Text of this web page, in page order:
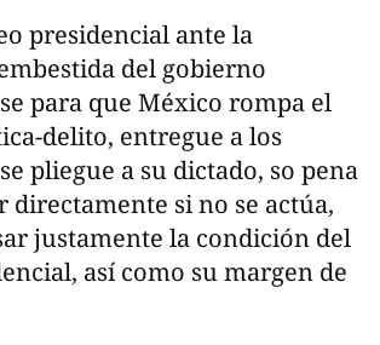
presidencial ante la
del gobierno
para que México rompa el
delito, entregue a los
pliegue a su dictado, so pena
si no se actúa,
justamente la condición del
así como su margen de